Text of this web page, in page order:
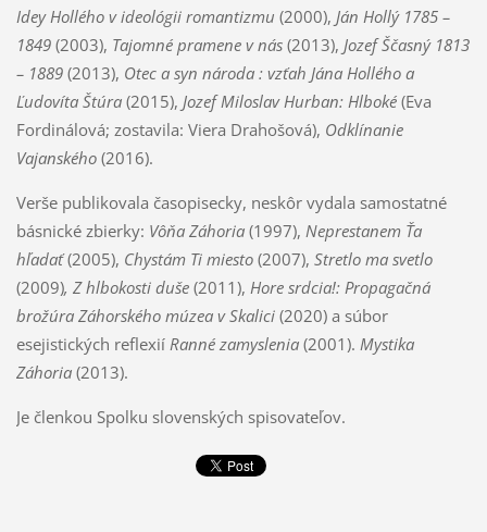
Idey Hollého v ideológii romantizmu (2000), Ján Hollý 1785 –
1849(2003), Tajomné pramene v nás(2013), Jozef Ščasný 1813
– 1889(2013), Otec a syn národa : vzťah Jána Hollého a
Ľudovíta Štúra(2015), Jozef Miloslav Hurban: Hlboké(Eva
Fordinálová; zostavila: Viera Drahošová), Odklínanie
Vajanského(2016).
Verše publikovala časopisecky, neskôr vydala samostatné
básnické zbierky: Vôňa Záhoria (1997), Neprestanem Ťa
hľadať(2005), Chystám Ti miesto (2007), Stretlo ma svetlo
(2009), Z hlbokosti duše (2011), Hore srdcia!: Propagačná
brožúra Záhorského múzea v Skalici (2020) a súbor
esejistických reflexií Ranné zamyslenia (2001). Mystika
Záhoria(2013).
Je členkou Spolku slovenských spisovateľov.